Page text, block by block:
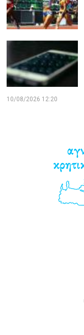
10/08/2026 12:20